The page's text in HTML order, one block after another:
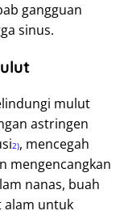
gangguan
sinus.
mulut
astringen
2), mencegah
mengencangkan
nanas, buah
alam untuk